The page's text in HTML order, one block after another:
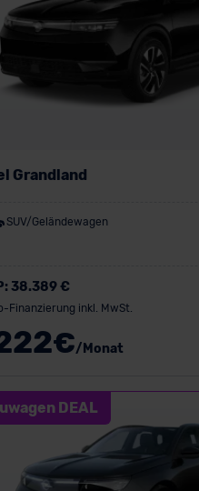
Grandland
SUV/Geländewagen
38.389 €
Finanzierung inkl. MwSt.
€/Monat
DEAL